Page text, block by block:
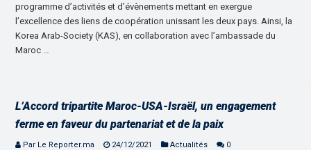
programme d’activités et d’évènements mettant en exergue
l’excellence des liens de coopération unissant les deux pays. Ainsi, la
Korea Arab-Society (KAS), en collaboration avec l’ambassade du
Maroc …
L’Accord tripartite Maroc-USA-Israël, un engagement
ferme en faveur du partenariat et de la paix
Par Le Reporter.ma 24/12/2021 Actualités 0